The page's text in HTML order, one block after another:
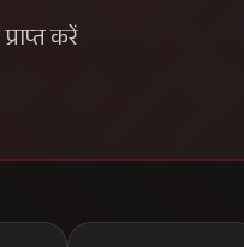
करें